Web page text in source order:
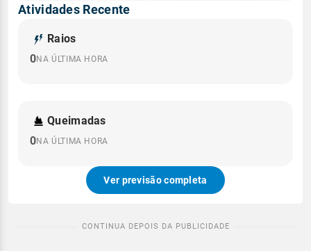
Atividades Recente
Raios
0NA ÚLTIMA HORA
Queimadas
0NA ÚLTIMA HORA
Ver previsão completa